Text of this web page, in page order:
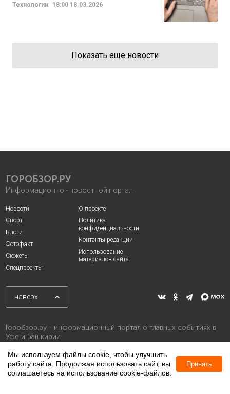
Технологии 18:00 18.03.2026
Показать еще новости
ГОРОБЗОР.РУ
Информационно - новостной портал
Новости
Спорт
Блоги
Фотофакт
Сюжеты
Спецпроекты
О проекте
Политика
конфиденциальности
Контакты редакции
Использование
материалов сайта
наверх
Горобзор.ру - информационный портал о главных событиях в
Уфе и Башкирии
Мы используем файлы cookie, чтобы улучшить
работу сайта. Продолжая использовать сайт, вы
соглашаетесь на использование cookie-файлов.
Принять